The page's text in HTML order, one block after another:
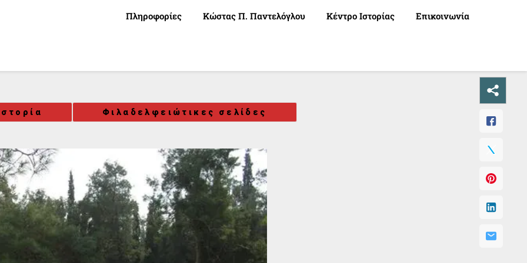
Πληροφορίες Κώστας Π. Παντελόγλου Κέντρο Ιστορίας Επικοινωνία
Ιστορία Φιλαδελφειώτικες σελίδες